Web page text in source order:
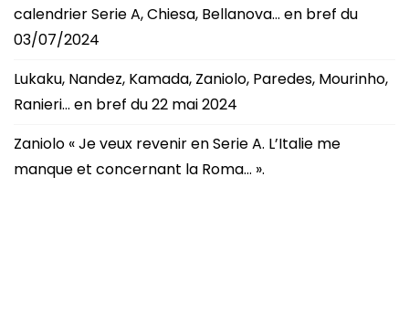
calendrier Serie A, Chiesa, Bellanova… en bref du
03/07/2024
Lukaku, Nandez, Kamada, Zaniolo, Paredes, Mourinho,
Ranieri… en bref du 22 mai 2024
Zaniolo « Je veux revenir en Serie A. L’Italie me
manque et concernant la Roma… ».